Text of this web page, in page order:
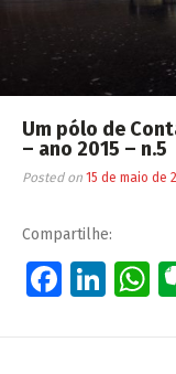
Um pólo de
– ano 2015 – n.5
Posted on 15 de maio de
Compartilhe: